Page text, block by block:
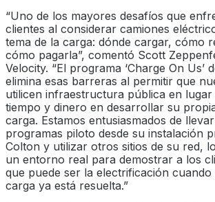
“Uno de los mayores desafíos que
clientes al considerar camiones
tema de la carga: dónde cargar, cómo
cómo pagarla”, comentó Scott
Velocity. “El programa ‘Charge On Us’
elimina esas barreras al permitir que
utilicen infraestructura pública en
tiempo y dinero en desarrollar su
carga. Estamos entusiasmados de
programas piloto desde su instalación
Colton y utilizar otros sitios de su red,
un entorno real para demostrar a los
que puede ser la electrificación cuando
carga ya está resuelta.”